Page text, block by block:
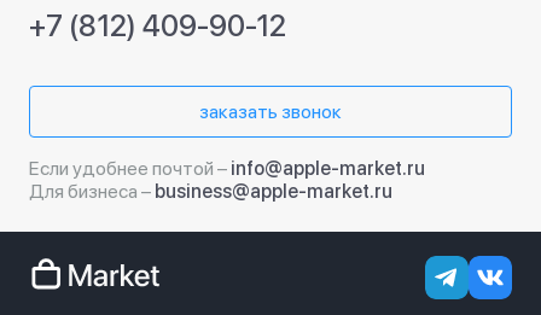
+7 (812) 409-90-12
заказать звонок
Если удобнее почтой – info@apple-market.ru
Для бизнеса – business@apple-market.ru